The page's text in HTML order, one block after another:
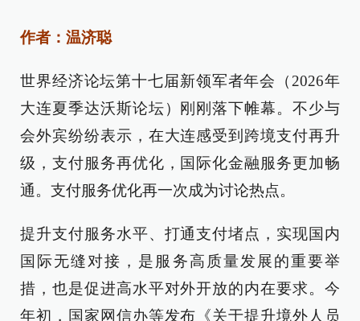
作者：温济聪
世界经济论坛第十七届新领军者年会（2026年
大连夏季达沃斯论坛）刚刚落下帷幕。不少与
会外宾纷纷表示，在大连感受到跨境支付再升
级，支付服务再优化，国际化金融服务更加畅
通。支付服务优化再一次成为讨论热点。
提升支付服务水平、打通支付堵点，实现国内
国际无缝对接，是服务高质量发展的重要举
措，也是促进高水平对外开放的内在要求。今
年初，国家网信办等发布《关于提升境外人员